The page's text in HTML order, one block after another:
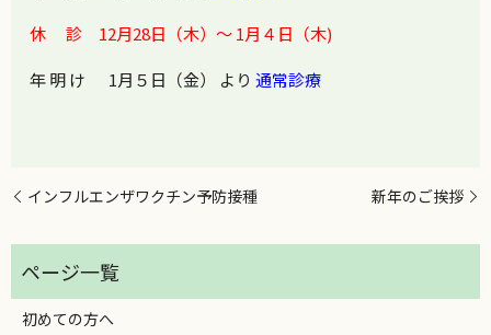
休 診 12月28日（木）～ 1月４ 日（木)
年 明 け 1月５日（金） より通常診療
インフルエンザワクチン予防接種 新年のご挨拶
初めての方へ